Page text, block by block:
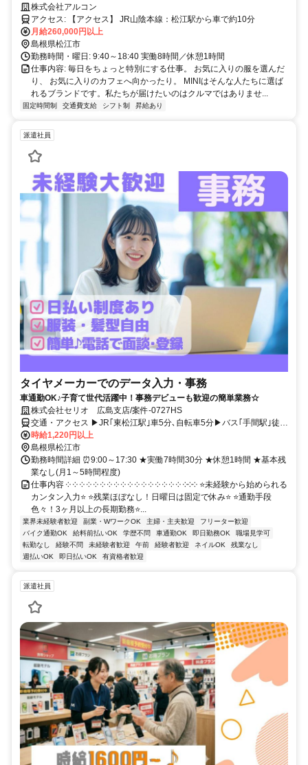
休日が楽しみ。そんな毎日を提案する仕事です。
株式会社アルコン
アクセス: 【アクセス】 JR山陰本線：松江駅から車で約10分
月給260,000円以上
島根県松江市
勤務時間・曜日: 9:40～18:40 実働8時間／休憩1時間
仕事内容: 毎日をちょっと特別にする仕事。 お気に入りの服を選んだ
り、 お気に入りのカフェへ向かったり。 MINIはそんな人たちに選ば
れるブランドです。 ​私たちが届けたいのはクルマではありませ...
固定時間制 交通費支給 シフト制 昇給あり
派遣社員
タイヤメーカーでのデータ入力・事務
車通勤OK♪子育て世代活躍中！事務デビューも歓迎の簡単業務☆
株式会社セリオ 広島支店/案件-0727HS
交通・アクセス ▶JR｢東松江駅｣車5分､自転車5分▶バス｢手間駅｣徒歩
3分▶バス｢矢田駅｣徒歩13分▶車･バイク･自転車通勤OK▶無料の専用
駐車場･駐輪場あり
時給1,220円以上
島根県松江市
勤務時間詳細 ⏰9:00～17:30 ★実働7時間30分 ★休憩1時間 ★基本残
業なし(月1～5時間程度)
仕事内容 ༶ ༶ ༶ ༶ ༶ ༶ ༶ ༶ ༶ ༶ ༶ ༶ ༶ ༶ ༶ ༶ ༶ ༶༶༶ ⭐未経験から始められる
カンタン入力⭐ ⭐残業ほぼなし！日曜日は固定で休み⭐ ⭐通勤手段
色々！3ヶ月以上の長期勤務⭐...
業界未経験者歓迎 副業・WワークOK 主婦・主夫歓迎
フリーター歓迎
バイク通勤OK
給料前払いOK 学歴不問 車通勤OK 即日勤務OK
職場見学可
転勤なし
経験不問 未経験者歓迎 午前 経験者歓迎 ネイルOK
残業なし
週払いOK
即日払いOK 有資格者歓迎
派遣社員